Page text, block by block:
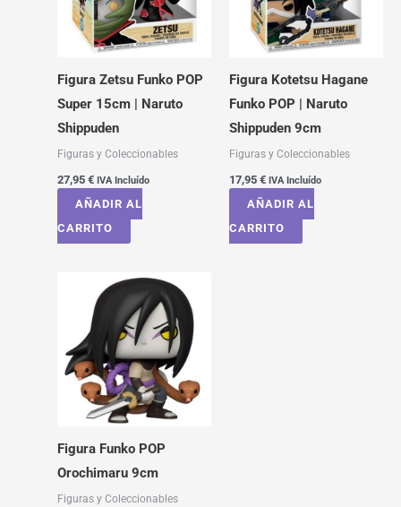
Figura Zetsu Funko POP
Super 15cm | Naruto
Shippuden
Figuras y Coleccionables
27,95 € IVA Incluído
AÑADIR AL
CARRITO
Figura Kotetsu Hagane
Funko POP | Naruto
Shippuden 9cm
Figuras y Coleccionables
17,95 € IVA Incluído
AÑADIR AL
CARRITO
Figura Funko POP
Orochimaru 9cm
Figuras y Coleccionables